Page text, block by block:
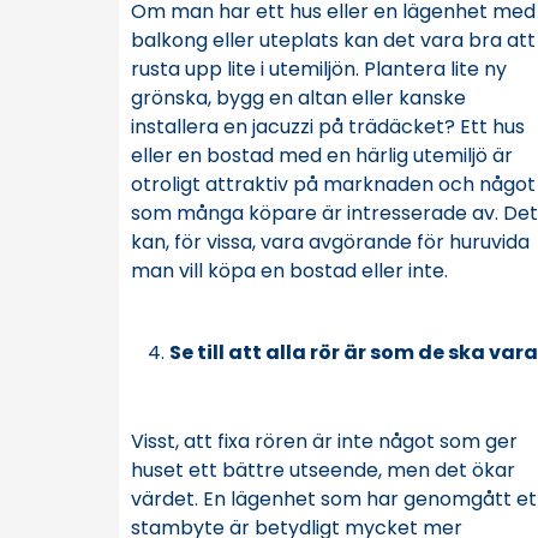
Om man har ett hus eller en lägenhet med
balkong eller uteplats kan det vara bra att
rusta upp lite i utemiljön. Plantera lite ny
grönska, bygg en altan eller kanske
installera en jacuzzi på trädäcket? Ett hus
eller en bostad med en härlig utemiljö är
otroligt attraktiv på marknaden och något
som många köpare är intresserade av. Det
kan, för vissa, vara avgörande för huruvida
man vill köpa en bostad eller inte.
Se till att alla rör är som de ska vara
Visst, att fixa rören är inte något som ger
huset ett bättre utseende, men det ökar
värdet. En lägenhet som har genomgått
stambyte är betydligt mycket mer